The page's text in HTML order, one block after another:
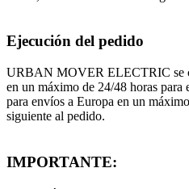
Ejecución del pedido
URBAN MOVER ELECTRIC se
en un máximo de 24/48 horas para
para envíos a Europa en un
siguiente al pedido.
IMPORTANTE: